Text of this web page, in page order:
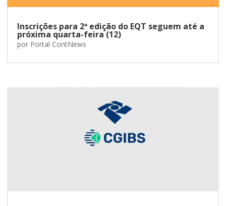
Inscrições para 2ª edição do EQT seguem até a
próxima quarta-feira (12)
por Portal ContNews